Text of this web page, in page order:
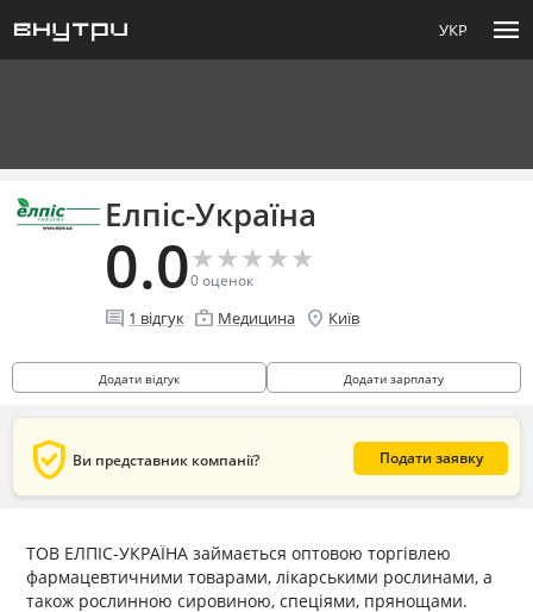
УКР menu
Елпіс-Україна
0.0★
★★
★★
★★
★★
★
0оценок
comment 1 відгук enterprise Медицина location_on Київ
Додати відгук Додати зарплату
verified_user Ви представник компанії? Подати заявку
ТОВ ЕЛПІС-УКРАЇНА займається оптовою торгівлею
фармацевтичними товарами, лікарськими рослинами, а
також рослинною сировиною, спеціями, прянощами.